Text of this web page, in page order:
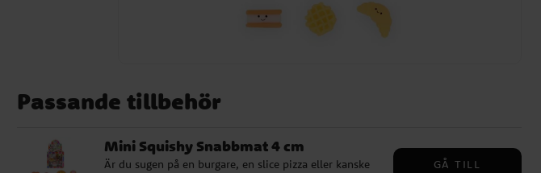
Passande tillbehör
Mini Squishy Snabbmat 4 cm
Är du sugen på en burgare, en slice pizza eller kanske
GÅ TILL